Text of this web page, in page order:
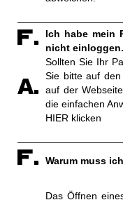
Ich habe mein
nicht einloggen.
Sollten Sie Ihr
Sie bitte auf
auf der
die einfachen
HIER klicken
Warum muss
Das Öffnen